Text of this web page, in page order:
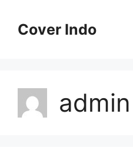
contentCover Indo
admin